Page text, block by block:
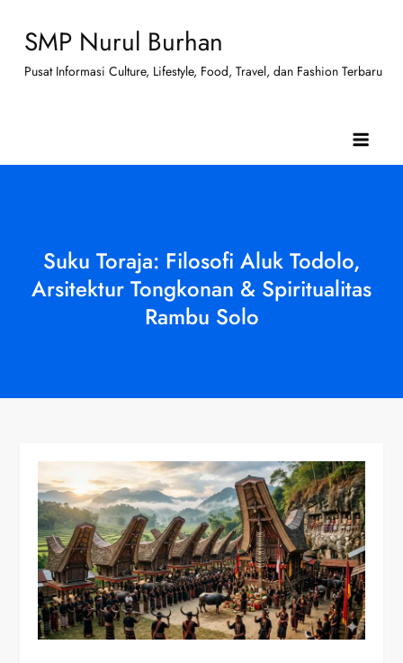
content
SMP Nurul Burhan
Pusat Informasi Culture, Lifestyle, Food, Travel, dan Fashion Terbaru
Suku Toraja: Filosofi Aluk Todolo,
Arsitektur Tongkonan & Spiritualitas
Rambu Solo